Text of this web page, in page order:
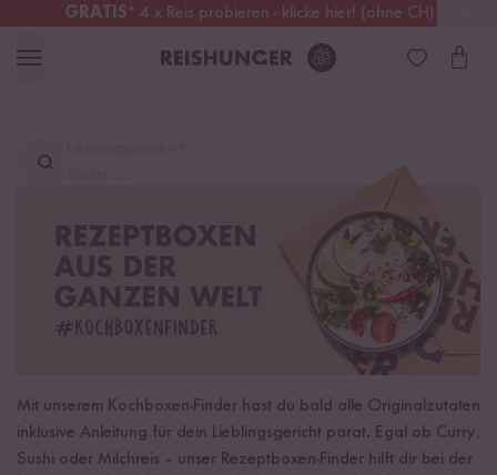
GRATIS* 4 x Reis probieren - klicke hier! (ohne CH)
Österreich Kostenloser Versand
Mit unserem Kochboxen-Finder hast du bald alle Originalzutaten
inklusive Anleitung für dein Lieblingsgericht parat. Egal ob Curry,
Sushi oder Milchreis – unser Rezeptboxen-Finder hilft dir bei der